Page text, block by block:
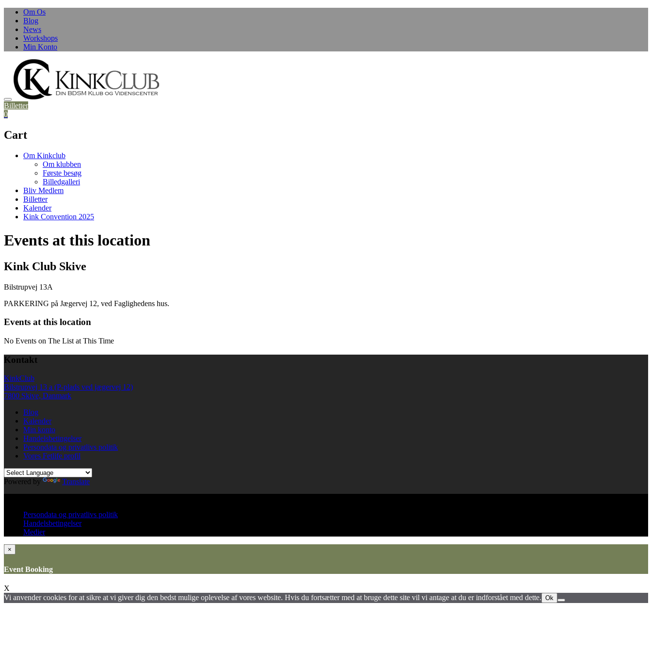
Skip
content
Om Os
Blog
News
Workshops
Min Konto
Billetter
0
Cart
Om Kinkclub
Om klubben
Første besøg
Billedgalleri
Bliv Medlem
Billetter
Kalender
Kink Convention 2025
Events at this location
Kink Club Skive
Bilstrupvej 13A
PARKERING på Jægervej 12, ved Faglighedens hus.
Events at this location
No Events on The List at This Time
Kontakt
KinkClub
Bilstrupvej 13 a (P-plads ved jægervej 12)
7800 Skive, Danmark
Blog
Kalender
Min konto
Handelsbetingelser
Persondata og privatlivs politik
Vores Fetlife profil
Powered by
Translate
Persondata og privatlivs politik
Handelsbetingelser
Medier
×
Event Booking
X
Vi anvender cookies for at sikre at vi giver dig den bedst mulige oplevelse af vores website. Hvis du fortsætter med at bruge dette site vil vi antage at du er indforstået med dette. Ok